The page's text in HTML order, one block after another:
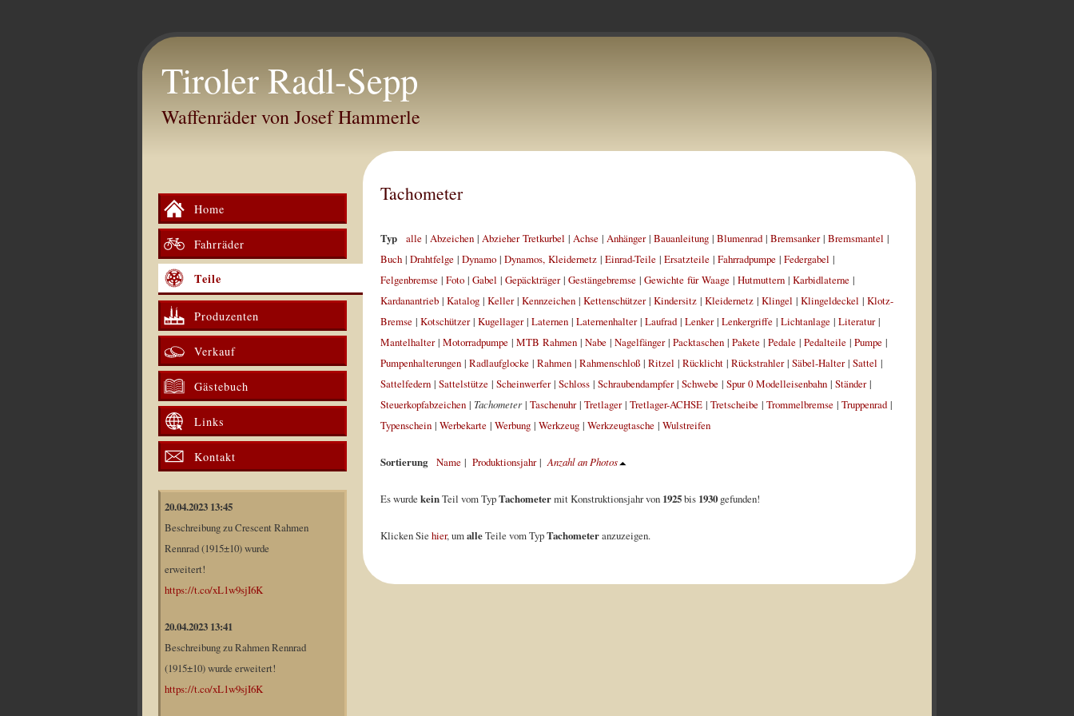
Tiroler Radl-Sepp
Waffenräder von Josef Hammerle
Home
Fahrräder
Teile
Produzenten
Verkauf
Gästebuch
Links
Kontakt
20.04.2023 13:45
Beschreibung zu Crescent Rahmen
Rennrad (1915±10) wurde
erweitert!
https://t.co/xL1w9sjI6K
20.04.2023 13:41
Beschreibung zu Rahmen Rennrad
(1915±10) wurde erweitert!
https://t.co/xL1w9sjI6K
Tachometer
Typ alle| Abzeichen| Abzieher Tretkurbel | Achse| Anhänger| Bauanleitung| Blumenrad| Bremsanker| Bremsmantel |
Buch| Drahtfelge| Dynamo| Dynamos, Kleidernetz| Einrad-Teile| Ersatzteile| Fahrradpumpe| Federgabel |
Felgenbremse| Foto| Gabel | Gepäckträger| Gestängebremse| Gewichte für Waage| Hutmuttern| Karbidlaterne|
Kardanantrieb| Katalog| Keller| Kennzeichen| Kettenschützer| Kindersitz| Kleidernetz| Klingel | Klingeldeckel | Klotz-
Bremse| Kotschützer| Kugellager| Laternen| Laternenhalter| Laufrad| Lenker| Lenkergriffe| Lichtanlage| Literatur|
Mantelhalter| Motorradpumpe| MTB Rahmen| Nabe| Nagelfänger| Packtaschen| Pakete| Pedale| Pedalteile| Pumpe|
Pumpenhalterungen| Radlaufglocke| Rahmen| Rahmenschloß| Ritzel | Rücklicht| Rückstrahler| Säbel-Halter| Sattel |
Sattelfedern| Sattelstütze| Scheinwerfer| Schloss| Schraubendampfer| Schwebe| Spur 0 Modelleisenbahn| Ständer|
Steuerkopfabzeichen| Tachometer| Taschenuhr| Tretlager| Tretlager-ACHSE| Tretscheibe| Trommelbremse| Truppenrad|
Typenschein| Werbekarte| Werbung| Werkzeug| Werkzeugtasche| Wulstreifen
Sortierung Name| Produktionsjahr|Anzahl an Photos
Es wurdekeinTeil vom TypTachometermit Konstruktionsjahr von 1925bis 1930gefunden!
Klicken Siehier, umalleTeile vom TypTachometeranzuzeigen.